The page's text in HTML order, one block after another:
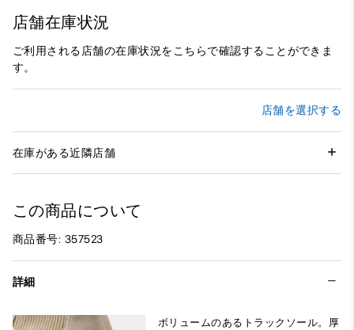
店舗在庫状況
ご利用される店舗の在庫状況をこちらで確認することができま
す。
店舗を選択する
在庫がある近隣店舗
この商品について
商品番号: 357523
詳細
ボリュームのあるトラックソール。厚